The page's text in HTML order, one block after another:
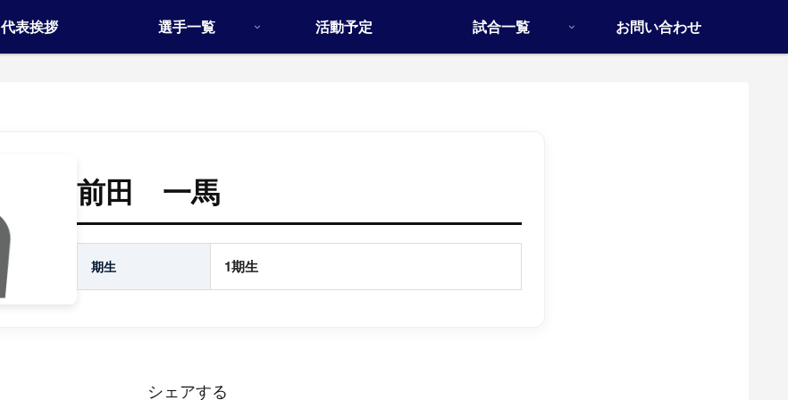
代表挨拶 選手一覧 活動予定 試合一覧 お問い合わせ
前田 一馬
期生 1期生
シェアする